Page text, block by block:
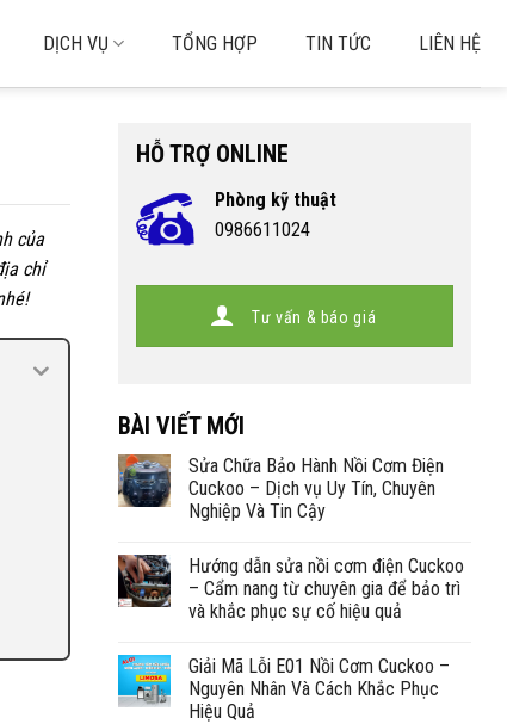
DỊCH VỤ TỔNG HỢP TIN TỨC LIÊN HỆ
của
chỉ
HỖ TRỢ ONLINE
Phòng kỹ thuật
0986611024
Tư vấn & báo giá
BÀI VIẾT MỚI
Sửa Chữa Bảo Hành Nồi Cơm Điện
Cuckoo – Dịch vụ Uy Tín, Chuyên
Nghiệp Và Tin Cậy
Hướng dẫn sửa nồi cơm điện Cuckoo
– Cẩm nang từ chuyên gia để bảo trì
và khắc phục sự cố hiệu quả
Giải Mã Lỗi E01 Nồi Cơm Cuckoo –
Nguyên Nhân Và Cách Khắc Phục
Hiệu Quả